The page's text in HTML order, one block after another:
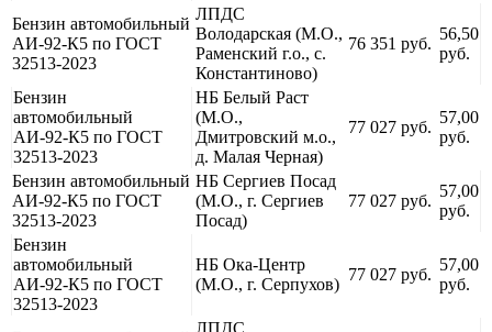
Бензин автомобильный
АИ-92-К5 по ГОСТ
32513-2023
ЛПДС
Володарская (М.О.,
Раменский г.о., с.
Константиново)
76 351 руб.
56,50
руб.
Бензин
автомобильный
АИ-92-К5 по ГОСТ
32513-2023
НБ Белый Раст
(М.О.,
Дмитровский м.о.,
д. Малая Черная)
77 027 руб.
57,00
руб.
Бензин автомобильный
АИ-92-К5 по ГОСТ
32513-2023
НБ Сергиев Посад
(М.О., г. Сергиев
Посад)
77 027 руб.
57,00
руб.
Бензин
автомобильный
АИ-92-К5 по ГОСТ
32513-2023
НБ Ока-Центр
(М.О., г. Серпухов)
77 027 руб.
57,00
руб.
ЛПДС